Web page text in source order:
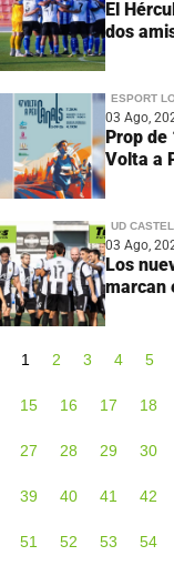
El
dos
ESPORT
03 Ago,
Prop de
Volta a
UD
03 Ago,
Los
marcan
1 2 3 4 5
15 16 17 18
27 28 29 30
39 40 41 42
51 52 53 54